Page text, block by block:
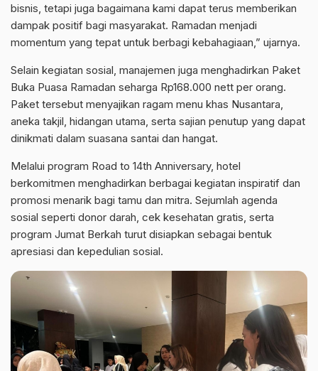
bisnis, tetapi juga bagaimana kami dapat terus memberikan
dampak positif bagi masyarakat. Ramadan menjadi
momentum yang tepat untuk berbagi kebahagiaan,” ujarnya.
Selain kegiatan sosial, manajemen juga menghadirkan Paket
Buka Puasa Ramadan seharga Rp168.000 nett per orang.
Paket tersebut menyajikan ragam menu khas Nusantara,
aneka takjil, hidangan utama, serta sajian penutup yang dapat
dinikmati dalam suasana santai dan hangat.
Melalui program Road to 14th Anniversary, hotel
berkomitmen menghadirkan berbagai kegiatan inspiratif dan
promosi menarik bagi tamu dan mitra. Sejumlah agenda
sosial seperti donor darah, cek kesehatan gratis, serta
program Jumat Berkah turut disiapkan sebagai bentuk
apresiasi dan kepedulian sosial.